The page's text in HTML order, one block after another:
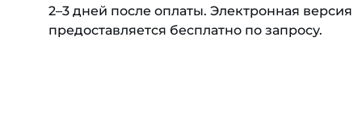
2–3 дней после оплаты. Электронная версия
предоставляется бесплатно по запросу.